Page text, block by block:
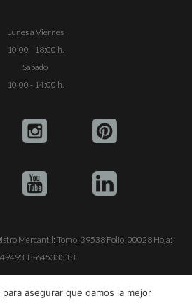
Lunes a Viernes
10:00 - 18:00 h.
Sábado
10:00 - 14:00 h.
Mercantil: Tomo: 39538 Folio: 00028 Hoja:
B-64533318
asegurar que damos la mejor